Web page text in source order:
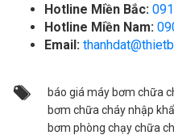
Hotline Miền Bắc:
Hotline Miền Nam:
Email:
báo giá máy bơm chữa
bơm chữa cháy nhập
bơm phòng chạy chữa